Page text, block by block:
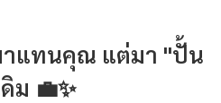
าแทนคุณ แต่มา "ปั้น
ม 💼✨